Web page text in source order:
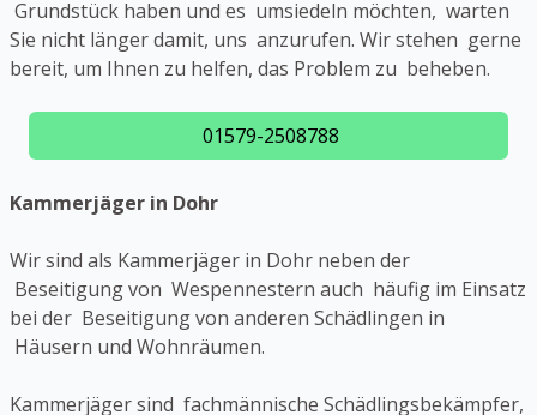
Grundstück haben und es umsiedeln möchten, warten
Sie nicht länger damit, uns anzurufen. Wir stehen gerne
bereit, um Ihnen zu helfen, das Problem zu beheben.
01579-2508788
Kammerjäger in Dohr
Wir sind als Kammerjäger in Dohr neben der
Beseitigung von Wespennestern auch häufig im Einsatz
bei der Beseitigung von anderen Schädlingen in
Häusern und Wohnräumen.
Kammerjäger sind fachmännische Schädlingsbekämpfer,